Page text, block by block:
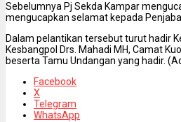
Sebelumnya Pj Sekda Kampar
mengucapkan selamat kepada
Dalam pelantikan tersebut turut hadir
Kesbangpol Drs. Mahadi MH, Camat
beserta Tamu Undangan yang hadir.
Facebook
X
Telegram
WhatsApp